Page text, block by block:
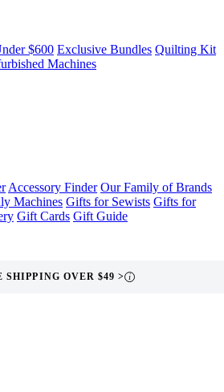
$600 Exclusive Bundles Quilting Kit
Machines
Accessory Finder Our Family of Brands
Machines Gifts for Sewists Gifts for
Gift Cards Gift Guide
SHIPPING OVER $49 > i